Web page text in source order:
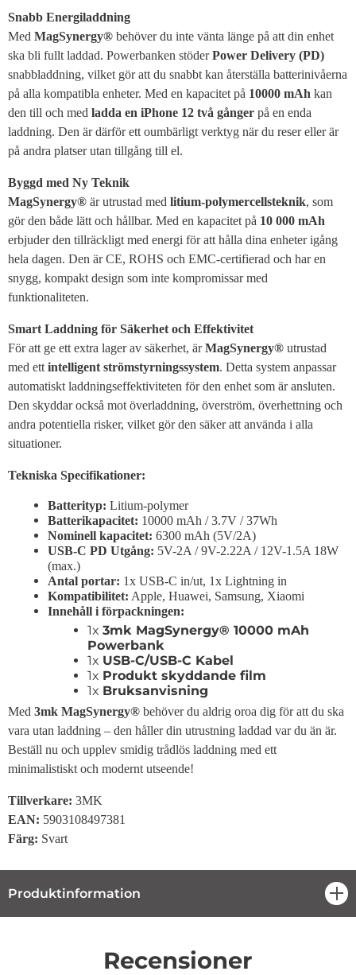
Snabb Energiladdning
Med MagSynergy® behöver du inte vänta länge på att din enhet
ska bli fullt laddad. Powerbanken stöderPower Delivery (PD)
snabbladdning, vilket gör att du snabbt kan återställa batterinivåerna
på alla kompatibla enheter. Med en kapacitet på 10000 mAh kan
den till och med ladda en iPhone 12 två gånger på en enda
laddning. Den är därför ett oumbärligt verktyg när du reser eller är
på andra platser utan tillgång till el.
Byggd med Ny Teknik
MagSynergy® är utrustad med litium-polymercellsteknik, som
gör den både lätt och hållbar. Med en kapacitet på 10 000 mAh
erbjuder den tillräckligt med energi för att hålla dina enheter igång
hela dagen. Den är CE, ROHS och EMC-certifierad och har en
snygg, kompakt design som inte kompromissar med
funktionaliteten.
Smart Laddning för Säkerhet och Effektivitet
För att ge ett extra lager av säkerhet, ärMagSynergy® utrustad
med ett intelligent strömstyrningssystem. Detta system anpassar
automatiskt laddningseffektiviteten för den enhet som är ansluten.
Den skyddar också mot överladdning, överström, överhettning och
andra potentiella risker, vilket gör den säker att använda i alla
situationer.
Tekniska Specifikationer:
Batterityp: Litium-polymer
Batterikapacitet: 10000 mAh / 3.7V / 37Wh
Nominell kapacitet: 6300 mAh (5V/2A)
USB-C PD Utgång: 5V-2A / 9V-2.22A / 12V-1.5A 18W
(max.)
Antal portar: 1x USB-C in/ut, 1x Lightning in
Kompatibilitet: Apple, Huawei, Samsung, Xiaomi
Innehåll i förpackningen:
1x 3mk MagSynergy® 10000 mAh
Powerbank
1x USB-C/USB-C Kabel
1x Produkt skyddande film
1x Bruksanvisning
Med 3mk MagSynergy® behöver du aldrig oroa dig för att du ska
vara utan laddning – den håller din utrustning laddad var du än är.
Beställ nu och upplev smidig trådlös laddning med ett
minimalistiskt och modernt utseende!
Tillverkare: 3MK
EAN: 5903108497381
Färg: Svart
Produktinformation
Recensioner